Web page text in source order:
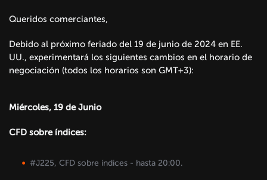
Queridos comerciantes,
Debido al próximo feriado del 19 de junio de 2024 en EE.
UU., experimentará los siguientes cambios en el horario de
negociación (todos los horarios son GMT+3):
Miércoles, 19 de Junio
CFD sobre índices:
#J225, CFD sobre índices - hasta 20:00.